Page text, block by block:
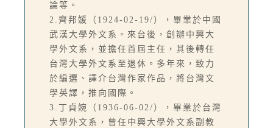
論等。
2.齊邦媛（1924-02-19/），畢業於中國
武漢大學外文系。來台後，創辦中興大
學外文系，並擔任首屆主任，其後轉任
台灣大學外文系至退休。多年來，致力
於編選、譯介台灣作家作品，將台灣文
學英譯，推向國際。
3.丁貞婉（1936-06-02/），畢業於台灣
大學外文系，曾任中興大學外文系副教